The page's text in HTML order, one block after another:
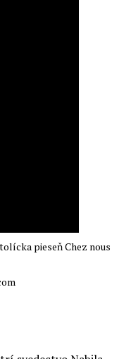
pieseň Chez nous